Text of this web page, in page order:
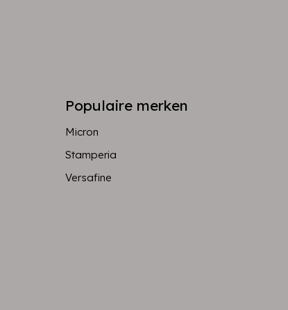
Populaire merken
Micron
Stamperia
Versafine